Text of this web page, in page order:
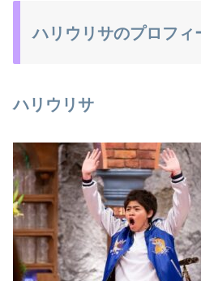
ハリウリサのプロフィ
ハリウリサ